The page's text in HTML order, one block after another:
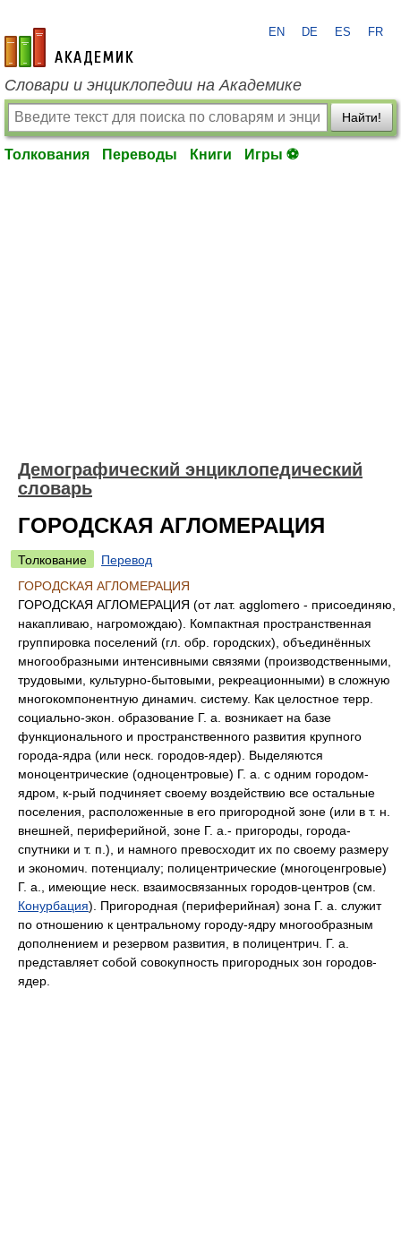
academic.ru
EN DE ES FR
Словари и энциклопедии на Академике
Найти!
Толкования Переводы Книги Игры ⚽
Демографический энциклопедический
словарь
ГОРОДСКАЯ АГЛОМЕРАЦИЯ
Толкование
Перевод
ГОРОДСКАЯ АГЛОМЕРАЦИЯ
ГОРОДСКАЯ АГЛОМЕРАЦИЯ (от лат. agglomero - присоединяю,
накапливаю, нагромождаю). Компактная пространственная
группировка поселений (гл. обр. городских), объединённых
многообразными интенсивными связями (производственными,
трудовыми, культурно-бытовыми, рекреационными) в сложную
многокомпонентную динамич. систему. Как целостное терр.
социально-экон. образование Г. а. возникает на базе
функционального и пространственного развития крупного
города-ядра (или неск. городов-ядер). Выделяются
моноцентрические (одноцентровые) Г. а. с одним городом-
ядром, к-рый подчиняет своему воздействию все остальные
поселения, расположенные в его пригородной зоне (или в т. н.
внешней, периферийной, зоне Г. а.- пригороды, города-
спутники и т. п.), и намного превосходит их по своему размеру
и экономич. потенциалу; полицентрические (многоценгровые)
Г. а., имеющие неск. взаимосвязанных городов-центров (см.
Конурбация). Пригородная (периферийная) зона Г. а. служит
по отношению к центральному городу-ядру многообразным
дополнением и резервом развития, в полицентрич. Г. а.
представляет собой совокупность пригородных зон городов-
ядер.